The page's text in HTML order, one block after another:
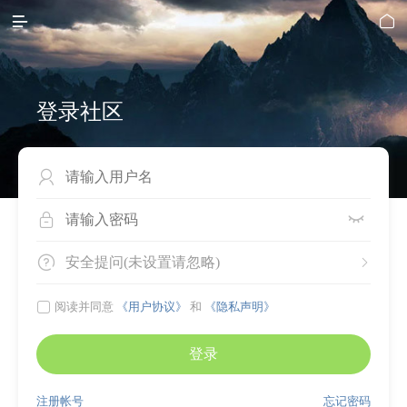
 
登录社区

 
 
安全提问(未设置请忽略)
 阅读并同意 《用户协议》 和 《隐私声明》
登录
忘记密码
注册帐号